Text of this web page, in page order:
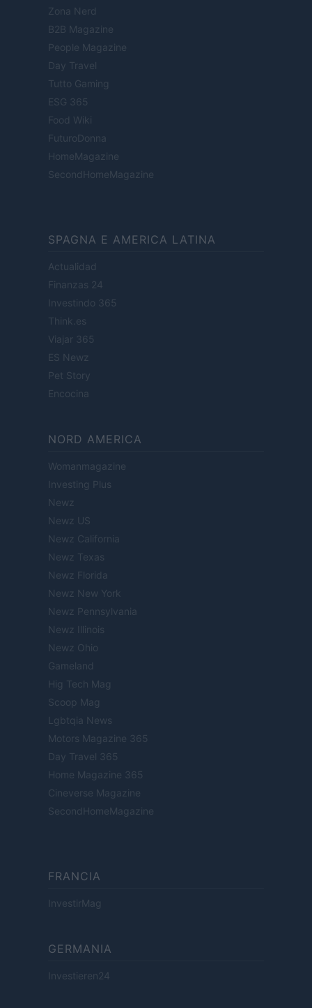
Zona Nerd
B2B Magazine
People Magazine
Day Travel
Tutto Gaming
ESG 365
Food Wiki
FuturoDonna
HomeMagazine
SecondHomeMagazine
SPAGNA E AMERICA LATINA
Actualidad
Finanzas 24
Investindo 365
Think.es
Viajar 365
ES Newz
Pet Story
Encocina
NORD AMERICA
Womanmagazine
Investing Plus
Newz
Newz US
Newz California
Newz Texas
Newz Florida
Newz New York
Newz Pennsylvania
Newz Illinois
Newz Ohio
Gameland
Hig Tech Mag
Scoop Mag
Lgbtqia News
Motors Magazine 365
Day Travel 365
Home Magazine 365
Cineverse Magazine
SecondHomeMagazine
FRANCIA
InvestirMag
GERMANIA
Investieren24